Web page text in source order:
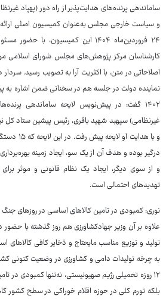
ساماندهی پرنده‌های هدایت‌پذیر از راه دور (پهپاد
و سیاست خارجی مجلس به‌عنوان کمیسیون اصلی
۲۴ فروردین‌ماه ۱۴۰۴ این کمیسیون،
کارشناسان مرکز پژوهش‌های مجلس شورای اسلامی
اصلاحاتی در متن، با اکثریت آرا به تصویب رسید.
نماینده دولت در جلسه هم در سخنانی ضمن اشاره به
۱۴۰۲ گفت: در پیش‌نویس لایحه ساماندهی
غیرنظامی) سپهبد شهید باقری، رئیس پیشین ستاد کل
و با
درگیر بوده و هدف آن از یک سو، ایجاد زمینه
و از سوی دیگر، ایجاد یک نظام قانونی و موثر
تهدیدهای احتمالی است.
نوری: کمبودی در تامین کالاهای اساسی در روزهای
علاوه بر آن وزیر جهادکشاورزی هم روز گذشته با
تولید و توزیع مناسب مایحتاج و ذخایر کافی
به چرخه تولیدات دامی و کشاورزی در وضعیت کنونی
۱۲ روزه تحمیلی رژیم صهیونیستی، نه‌تنها کمبودی در
بلکه تورم کلی در حوزه اقلام خوراکی در سطح کشور